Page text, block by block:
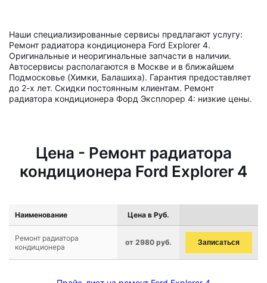
Наши специализированные сервисы предлагают услугу:
Ремонт радиатора кондиционера Ford Explorer 4.
Оригинальные и неоригинальные запчасти в наличии.
Автосервисы располагаются в Москве и в ближайшем
Подмосковье (Химки, Балашиха). Гарантия предоставляет
до 2-х лет. Скидки постоянным клиентам. Ремонт
радиатора кондиционера Форд Эксплорер 4: низкие цены.
Цена - Ремонт радиатора
кондиционера Ford Explorer 4
Наименование Цена в Руб.
Ремонт радиатора
кондиционера
от 2980 руб. Записаться